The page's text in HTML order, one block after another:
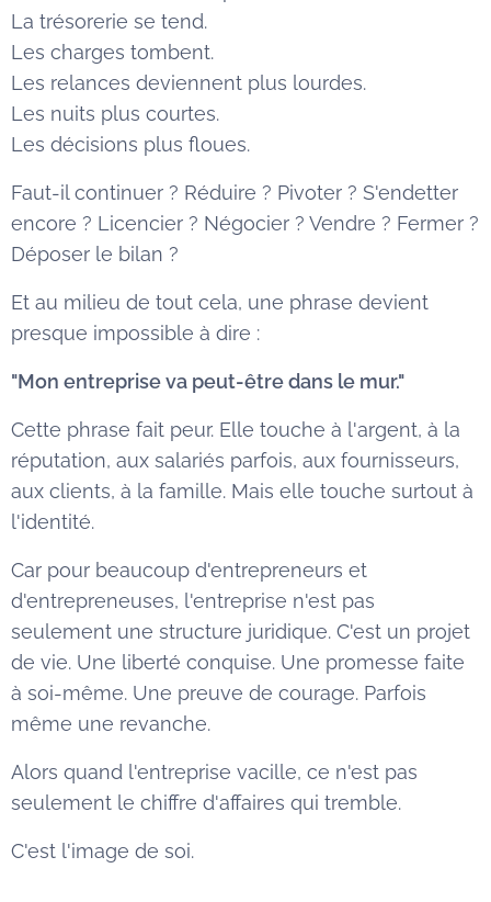
La trésorerie se tend.
Les charges tombent.
Les relances deviennent plus lourdes.
Les nuits plus courtes.
Les décisions plus floues.
Faut-il continuer ? Réduire ? Pivoter ? S'endetter
encore ? Licencier ? Négocier ? Vendre ? Fermer ?
Déposer le bilan ?
Et au milieu de tout cela, une phrase devient
presque impossible à dire :
"Mon entreprise va peut-être dans le mur."
Cette phrase fait peur. Elle touche à l'argent, à la
réputation, aux salariés parfois, aux fournisseurs,
aux clients, à la famille. Mais elle touche surtout à
l'identité.
Car pour beaucoup d'entrepreneurs et
d'entrepreneuses, l'entreprise n'est pas
seulement une structure juridique. C'est un projet
de vie. Une liberté conquise. Une promesse faite
à soi-même. Une preuve de courage. Parfois
même une revanche.
Alors quand l'entreprise vacille, ce n'est pas
seulement le chiffre d'affaires qui tremble.
C'est l'image de soi.